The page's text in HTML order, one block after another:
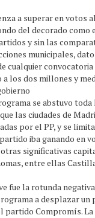
a superar en votos
del decorado como
y sin las
municipales,
cualquier
los dos millones y
se abstuvo toda
las ciudades de
por el PP, y se
iba ganando en
significativas
entre ellas
fue la rotunda
a desplazar un
partido Compromís.